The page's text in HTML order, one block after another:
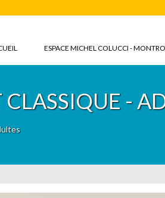
ESPACE MICHEL COLUCCI -
-